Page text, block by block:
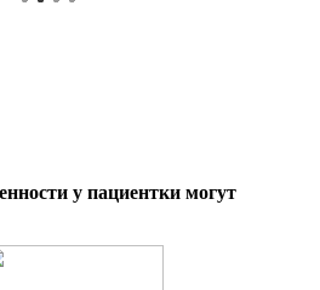
у пациентки могут